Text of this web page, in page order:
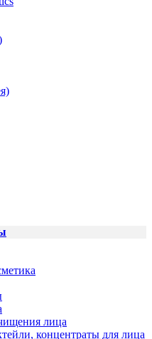
лица
концентраты для лица